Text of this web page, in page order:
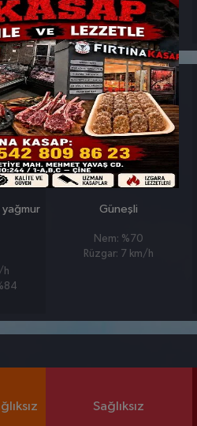
11km/s
°
h
27 MART
CUMA
8°
Güneşli
Nem: %70
Rüzgar: 7 km/h
Sağlıksız